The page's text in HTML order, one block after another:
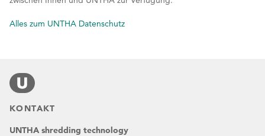
Alles zum UNTHA Datenschutz
KONTAKT
UNTHA shredding technology